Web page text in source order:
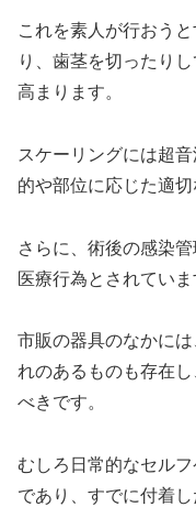
これを素人が行おう
り、歯茎を切ったり
高まります。
スケーリングには超
的や部位に応じた適
さらに、術後の感染
医療行為とされていま
市販の器具のなかに
れのあるものも存在
べきです。
むしろ日常的なセル
であり、すでに付着